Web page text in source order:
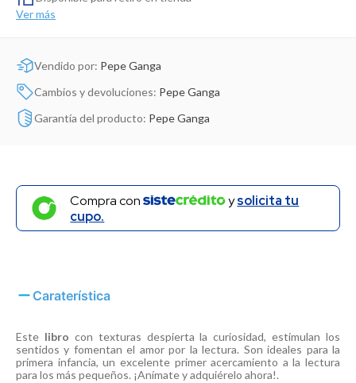
Ver más
Vendido por: Pepe Ganga
Cambios y devoluciones: Pepe Ganga
Garantía del producto: Pepe Ganga
Compra con ysolicita tu
cupo.
Caraterística
Este libro con texturas despierta la curiosidad, estimulan los
sentidos y fomentan el amor por la lectura. Son ideales para la
primera infancia, un excelente primer acercamiento a la lectura
para los más pequeños. ¡Anímate y adquiérelo ahora!.